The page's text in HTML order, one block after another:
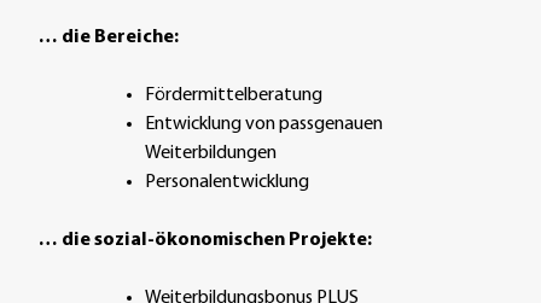
… die Bereiche:
Fördermittelberatung
Entwicklung von passgenauen
Weiterbildungen
Personalentwicklung
… die sozial-ökonomischen Projekte:
Weiterbildungsbonus PLUS